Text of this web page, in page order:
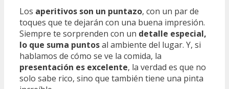
Los aperitivos son un puntazo, con un par de
toques que te dejarán con una buena impresión.
Siempre te sorprenden con un detalle especial,
lo que suma puntosal ambiente del lugar. Y, si
hablamos de cómo se ve la comida, la
presentación es excelente, la verdad es que no
solo sabe rico, sino que también tiene una pinta